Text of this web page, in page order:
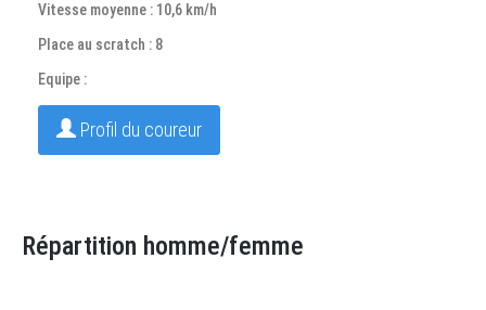
Vitesse moyenne : 10,6 km/h
Place au scratch : 8
Equipe :
Profil du coureur
Répartition homme/femme